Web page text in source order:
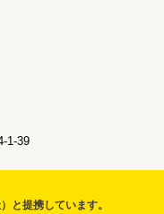
1-39
と提携しています。